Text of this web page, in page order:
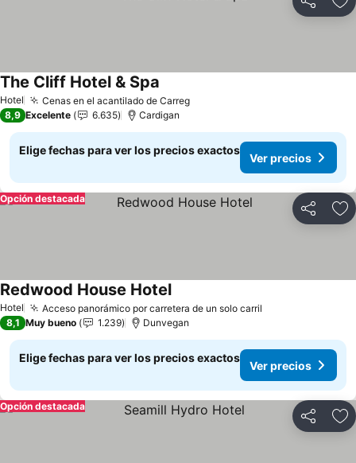
Compartir
Hotel Cenas en el acantilado de CarregVer precios
The Cliff Hotel & Spa
8,9 Excelente 6.635 Cardigan
Elige fechas para ver los precios exactos
Ver precios
Compartir
Opción destacada
Hotel Acceso panorámico por carretera de un solo carril
Redwood House HotelVer precios
8,1 Muy bueno 1.239 Dunvegan
Elige fechas para ver los precios exactos
Ver precios
Compartir
Opción destacada